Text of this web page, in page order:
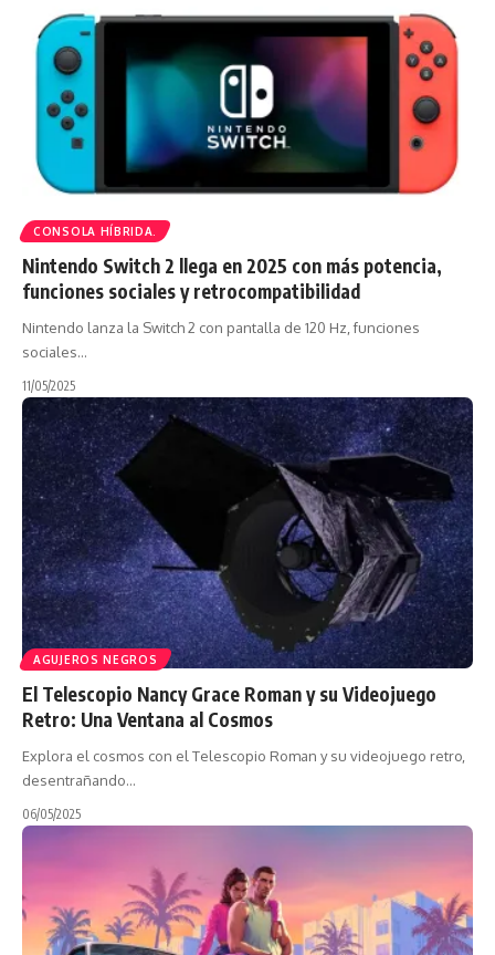
CONSOLA HÍBRIDA.
Nintendo Switch 2 llega en 2025 con más potencia,
funciones sociales y retrocompatibilidad
Nintendo lanza la Switch 2 con pantalla de 120 Hz, funciones
sociales…
11/05/2025
AGUJEROS NEGROS
El Telescopio Nancy Grace Roman y su Videojuego
Retro: Una Ventana al Cosmos
Explora el cosmos con el Telescopio Roman y su videojuego retro,
desentrañando…
06/05/2025